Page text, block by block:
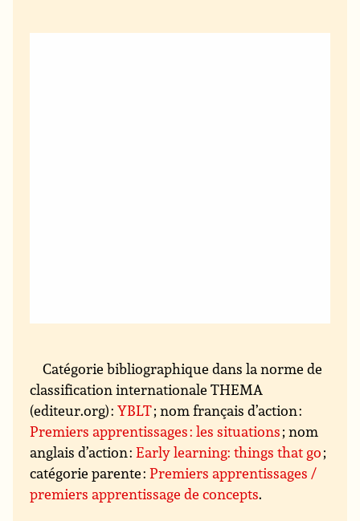
Catégorie bibliographique dans la norme de
classification internationale THEMA
(editeur.org) :YBLT; nom français d’action :
Premiers apprentissages : les situations; nom
anglais d’action :Early learning: things that go;
catégorie parente :Premiers apprentissages /
premiers apprentissage de concepts.